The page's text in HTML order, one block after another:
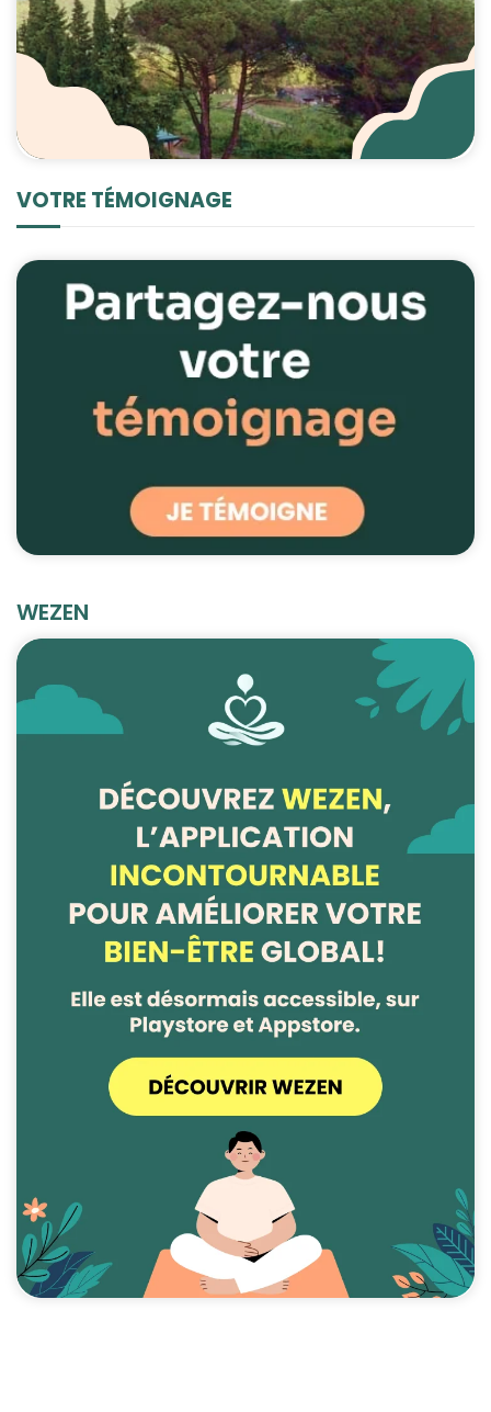
VOTRE TÉMOIGNAGE
WEZEN